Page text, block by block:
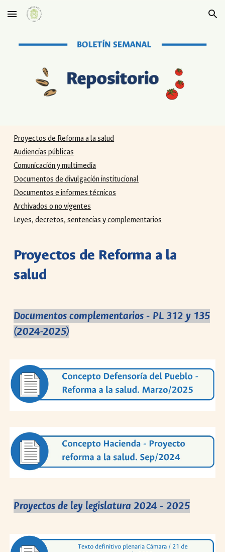
Skip to main content Skip to navigation
Proyectos de Reforma a la salud
Audiencias públicas
Comunicación y multimedia
Documentos de divulgación institucional
Documentos e informes técnicos
Archivados o no vigentes
Leyes, decretos, sentencias y complementarios
Proyectos de Reforma a la
salud
Documentos complementarios - PL 312 y 135
(2024-2025)
Proyectos de ley legislatura 2024 - 2025